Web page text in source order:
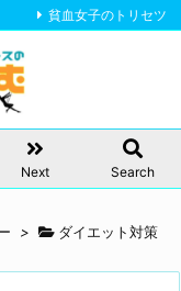
Next Search
貧血女子のトリセツ
> ダイエット対策